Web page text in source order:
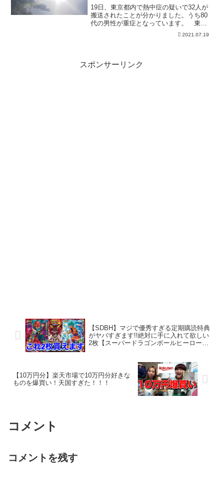
19日、東京都内で熱中症の疑いで32人が
搬送されたことが分かりました。うち80
代の男性が重症となっています。 東京
消防庁などによりますと、都内で午後1時
2021.07.19
スポンサーリンク
【SDBH】マジで優秀すぎる定期購読特典
がヤバすぎます!!絶対に手に入れて欲しい
2枚【スーパードラゴンボールヒーロー
【10万円分】楽天市場で10万円分好きな
ものを爆買い！天国すぎた！！！
コメント
コメントを残す